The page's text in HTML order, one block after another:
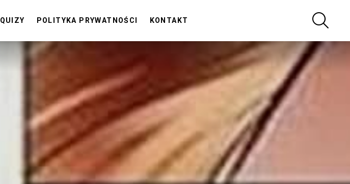
QUIZY POLITYKA PRYWATNOŚCI KONTAKT